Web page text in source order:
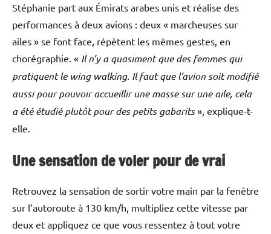
Stéphanie part aux Émirats arabes unis et réalise des
performances à deux avions : deux « marcheuses sur
ailes » se font face, répètent les mêmes gestes, en
chorégraphie. « Il n’y a quasiment que des femmes qui
pratiquent le wing walking. Il faut que l’avion soit modifié
aussi pour pouvoir accueillir une masse sur une aile, cela
a été étudié plutôt pour des petits gabarits», explique-t-
elle.
Une sensation de voler pour de vrai
Retrouvez la sensation de sortir votre main par la fenêtre
sur l’autoroute à 130 km/h, multipliez cette vitesse par
deux et appliquez ce que vous ressentez à tout votre